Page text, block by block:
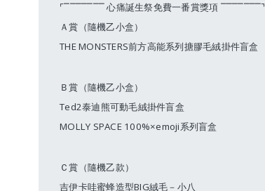
⌜⎺⎺⎺⎺⎺⎺⎺ 心痛誕生祭免費一番賞獎項 ⎺⎺⎺⎺⎺⎺⎺⌝
Ａ賞（隨機乙小盒）
THE MONSTERS前方高能系列搪膠毛絨掛件盲盒
Ｂ賞（隨機乙小盒）
Ted2泰迪熊可動毛絨掛件盲盒
MOLLY SPACE 100%×emoji系列盲盒
Ｃ賞（隨機乙款）
吉伊卡哇蜜蜂造型BIG絨毛－小八